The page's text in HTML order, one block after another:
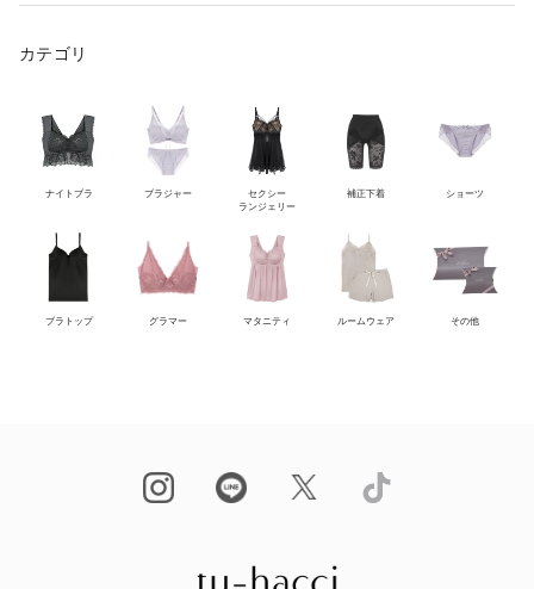
カテゴリ
ナイトブラ ブラジャー
セクシー
ランジェリー
補正下着 ショーツ
ブラトップ グラマー マタニティ ルームウェア その他